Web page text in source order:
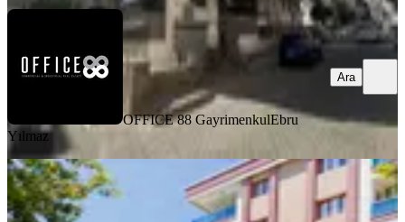
OFFICE 88 GayrimenkulEbru
Yılmaz
Ara
YENİ
Karşıyaka Nergiz Dedebaşında Eşyalı
1+1 Kiralık Daire